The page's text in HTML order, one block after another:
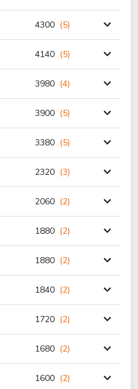
4300 (5)
4140 (5)
3980 (4)
3900 (5)
3380 (5)
2320 (3)
2060 (2)
1880 (2)
1880 (2)
1840 (2)
1720 (2)
1680 (2)
1600 (2)